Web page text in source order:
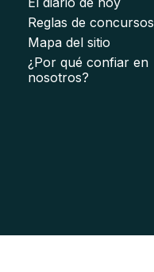
Reglas de concursos
Mapa del sitio
¿Por qué confiar en
nosotros?